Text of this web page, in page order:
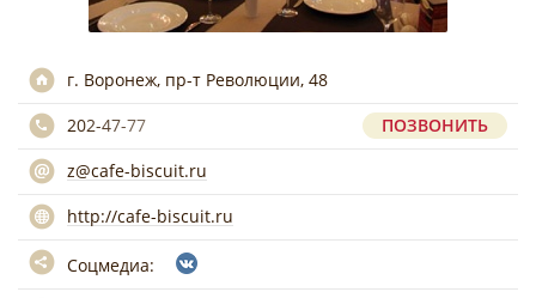
г. Воронеж, пр-т Революции, 48
202-47-77
ПОЗВОНИТЬ
z@cafe-biscuit.ru
http://cafe-biscuit.ru
Соцмедиа: